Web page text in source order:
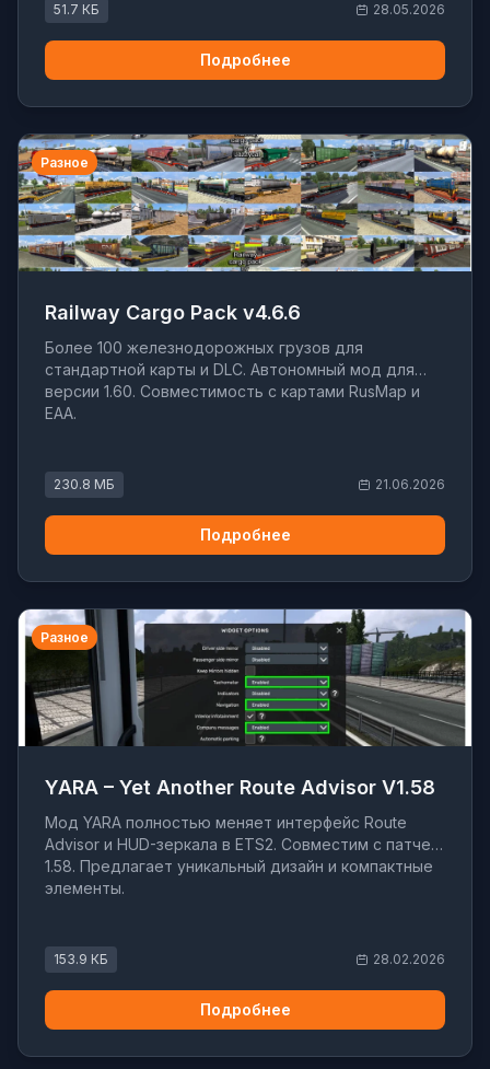
51.7 КБ 28.05.2026
Подробнее
Разное
Railway Cargo Pack v4.6.6
Более 100 железнодорожных грузов для
стандартной карты и DLC. Автономный мод для
версии 1.60. Совместимость с картами RusMap и
EAA.
230.8 МБ 21.06.2026
Подробнее
Разное
YARA – Yet Another Route Advisor V1.58
Мод YARA полностью меняет интерфейс Route
Advisor и HUD-зеркала в ETS2. Совместим с патчем
1.58. Предлагает уникальный дизайн и компактные
элементы.
153.9 КБ 28.02.2026
Подробнее